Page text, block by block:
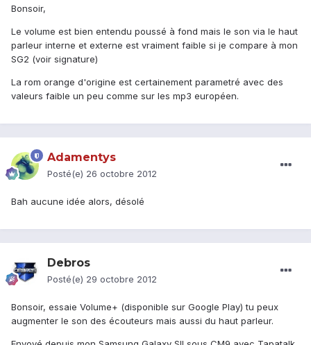
Bonsoir,
Le volume est bien entendu poussé à fond mais le son via le haut
parleur interne et externe est vraiment faible si je compare à mon
SG2 (voir signature)
La rom orange d'origine est certainement parametré avec des
valeurs faible un peu comme sur les mp3 européen.
Adamentys
Posté(e) 26 octobre 2012
Bah aucune idée alors, désolé
Debros
Posté(e) 29 octobre 2012
Bonsoir, essaie Volume+ (disponible sur Google Play) tu peux
augmenter le son des écouteurs mais aussi du haut parleur.